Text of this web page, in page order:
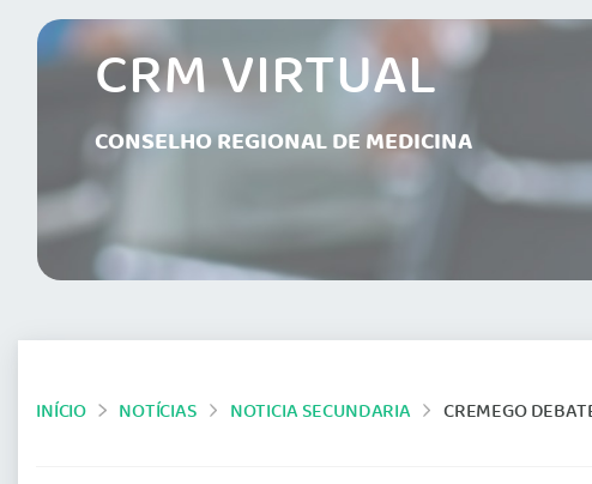
CRM VIRTUAL
CONSELHO REGIONAL DE MEDICINA
INÍCIO NOTÍCIAS NOTICIA SECUNDARIA CREMEGO